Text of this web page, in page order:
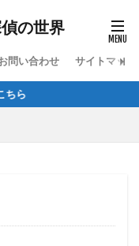
の世界
問い合わせ サイトマップ
ら